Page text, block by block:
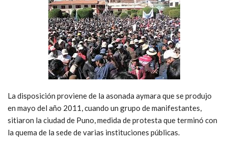
La disposición proviene de la asonada aymara que se produjo
en mayo del año 2011, cuando un grupo de manifestantes,
sitiaron la ciudad de Puno, medida de protesta que terminó con
la quema de la sede de varias instituciones públicas.